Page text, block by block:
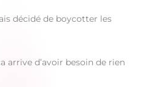
décidé de boycotter les
arrive d’avoir besoin de rien